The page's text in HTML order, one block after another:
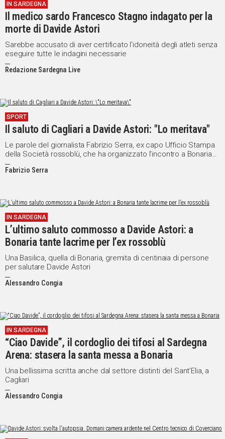
IN SARDEGNA
Il medico sardo Francesco Stagno indagato per la
morte di Davide Astori
Sarebbe accusato di aver certificato l'idoneità degli atleti senza
eseguire tutte le indagini necessarie
Redazione Sardegna Live
SPORT
Il saluto di Cagliari a Davide Astori: "Lo meritava"
Le parole del giornalista Fabrizio Serra, ex capo Ufficio Stampa
della Società rossoblù, che ha organizzato l'incontro a Bonaria
insieme a Daniele Pileri, storico tifoso del club sardo
Fabrizio Serra
IN SARDEGNA
L’ultimo saluto commosso a Davide Astori: a
Bonaria tante lacrime per l’ex rossoblù
Una Basilica, quella di Bonaria, gremita di centinaia di persone
per salutare Davide Astori
Alessandro Congia
IN SARDEGNA
“Ciao Davide”, il cordoglio dei tifosi al Sardegna
Arena: stasera la santa messa a Bonaria
Una bellissima scritta anche dal settore distinti del Sant’Elia, a
Cagliari
Alessandro Congia